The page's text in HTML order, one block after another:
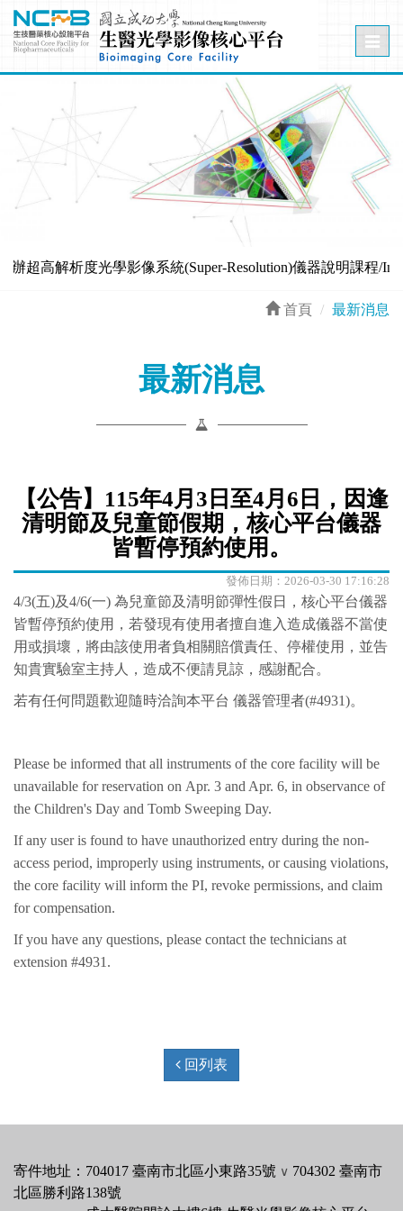
Toggle
超高解析度光學影像系統(Super-Resolution)儀器說明課程/
首頁 最新消息
最新消息
【公告】115年4月3日至4月6日，因逢
清明節及兒童節假期，核心平台儀器
皆暫停預約使用。
發佈日期：2026-03-30 17:16:28
4/3(五)及4/6(一) 為兒童節及清明節彈性假日，核心平台儀器
皆暫停預約使用，若發現有使用者擅自進入造成儀器不當使
用或損壞，將由該使用者負相關賠償責任、停權使用，並告
知貴實驗室主持人，造成不便請見諒，感謝配合。
若有任何問題歡迎隨時洽詢本平台 儀器管理者(#4931)。
Please be informed that all instruments of the core facility will be
unavailable for reservation on Apr. 3 and Apr. 6, in observance of
the Children's Day and Tomb Sweeping Day.
If any user is found to have unauthorized entry during the non-
access period, improperly using instruments, or causing violations,
the core facility will inform the PI, revoke permissions, and claim
for compensation.
If you have any questions, please contact the technicians at
extension #4931.
回列表
寄件地址：704017 臺南市北區小東路35號 ∨ 704302 臺南市
北區勝利路138號